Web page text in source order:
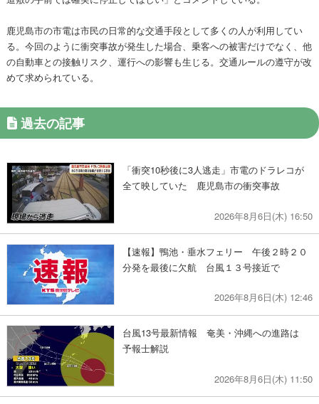
鹿児島市の市電は市民の日常的な交通手段として多くの人が利用してい
る。今回のように衝突事故が発生した場合、乗客への被害だけでなく、他
の自動車との接触リスク、運行への影響も生じる。交通ルールの遵守が改
めて求められている。
過去の記事
「衝突10秒後に3人逃走」市電のドラレコが
全て映していた 鹿児島市の衝突事故
2026年8月6日(木) 16:50
【速報】鴨池・垂水フェリー 午後２時２０
分発を最後に欠航 台風１３号接近で
2026年8月6日(木) 12:46
台風13号最新情報 奄美・沖縄への進路は
予報士解説
2026年8月6日(木) 11:50